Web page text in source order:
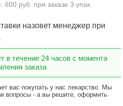
600 руб. при заказе 3 упак.
назовет менеджер при
в течение 24 часов с момента
заказа
вас покупать у нас лекарство. Мы
вопросы - а вы решите, оформить